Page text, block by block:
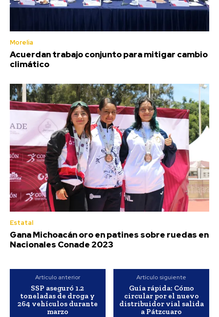
Morelia
Acuerdan trabajo conjunto para mitigar cambio
climático
Estatal
Gana Michoacán oro en patines sobre ruedas en
Nacionales Conade 2023
Artículo anterior
SSP aseguró 1.2
toneladas de droga y
264 vehículos durante
marzo
Artículo siguiente
Guía rápida: Cómo
circular por el nuevo
distribuidor vial salida
a Pátzcuaro